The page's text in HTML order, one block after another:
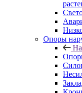
Опоры